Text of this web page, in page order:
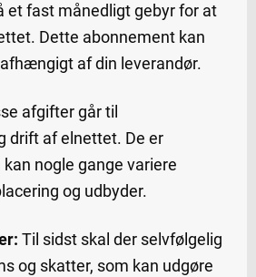
et fast månedligt gebyr for at
Dette abonnement kan
af din leverandør.
afgifter går til
drift af elnettet. De er
nogle gange variere
og udbyder.
Til sidst skal der selvfølgelig
og skatter, som kan udgøre